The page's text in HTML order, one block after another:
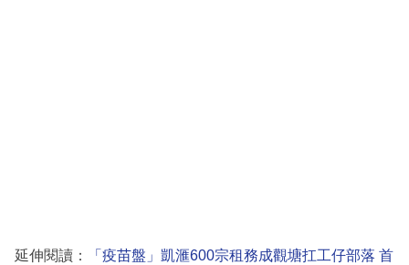
延伸閱讀：
「疫苗盤」凱滙600宗租務成觀塘扛工仔部落 首